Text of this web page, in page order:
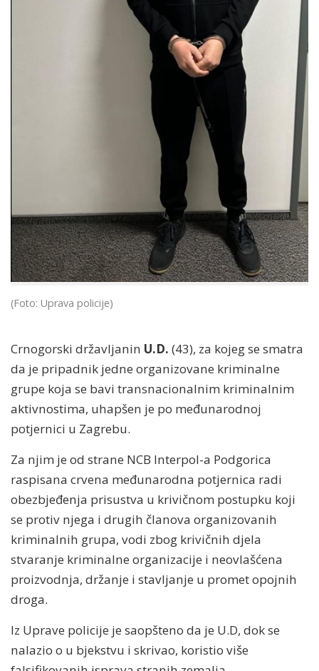
(Foto: Uprava policije)
Crnogorski državljanin U.D. (43), za kojeg se smatra
da je pripadnik jedne organizovane kriminalne
grupe koja se bavi transnacionalnim kriminalnim
aktivnostima, uhapšen je po međunarodnoj
potjernici u Zagrebu.
Za njim je od strane NCB Interpol-a Podgorica
raspisana crvena međunarodna potjernica radi
obezbjeđenja prisustva u krivičnom postupku koji
se protiv njega i drugih članova organizovanih
kriminalnih grupa, vodi zbog krivičnih djela
stvaranje kriminalne organizacije i neovlašćena
proizvodnja, držanje i stavljanje u promet opojnih
droga.
Iz Uprave policije je saopšteno da je U.D, dok se
nalazio o u bjekstvu i skrivao, koristio više